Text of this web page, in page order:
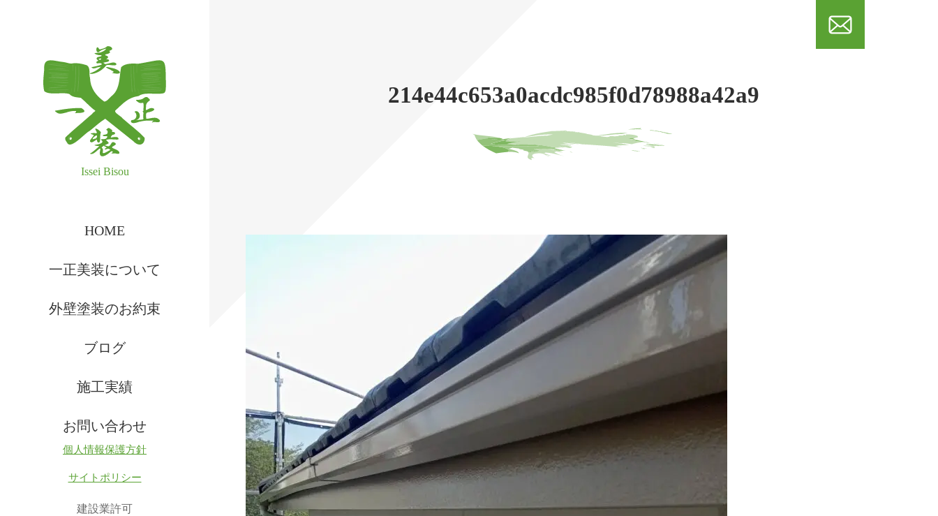
HOME
一正美装について
外壁塗装のお約束
ブログ
施工実績
お問い合わせ
214e44c653a0acdc985f0d78988a42a9
個人情報保護方針
サイトポリシー
建設業許可